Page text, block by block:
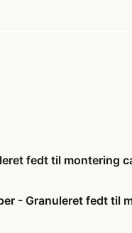
fedt til montering
- Granuleret fedt til